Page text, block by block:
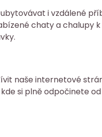
i vzdálené
chaty a chalupy
naše internetové
si plně odpočinete